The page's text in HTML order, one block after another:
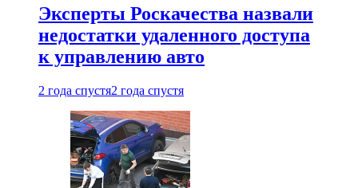
Эксперты Роскачества назвали
недостатки удаленного доступа
к управлению авто
2 года спустя2 года спустя